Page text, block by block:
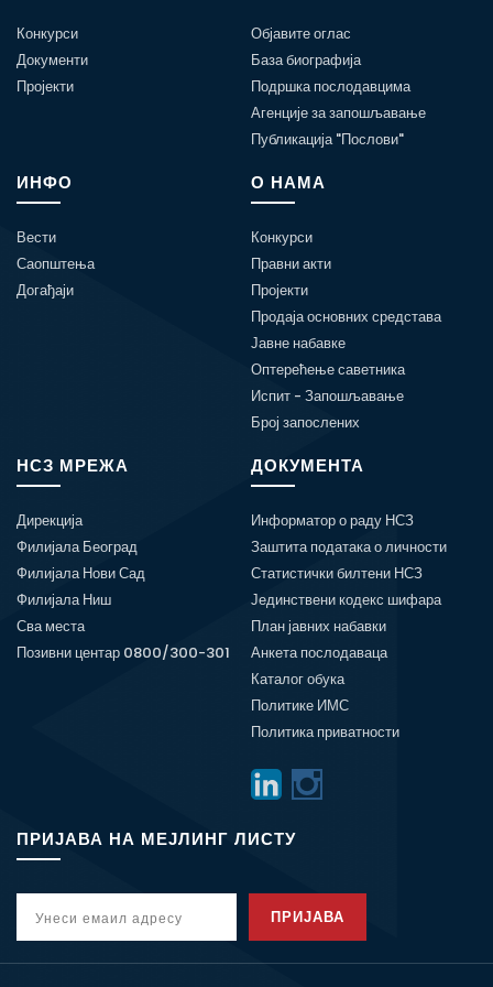
Конкурси
Документи
Пројекти
Објавите оглас
База биографија
Подршка послодавцима
Агенције за запошљавање
Публикација "Послови"
ИНФО
Вести
Саопштења
Догађаји
О НАМА
Конкурси
Правни акти
Пројекти
Продаја основних средстава
Јавне набавке
Оптерећење саветника
Испит - Запошљавање
Број запослених
НСЗ МРЕЖА
Дирекција
Филијала Београд
Филијала Нови Сад
Филијала Ниш
Сва места
Позивни центар 0800/300-301
ДОКУМЕНТА
Информатор о раду НСЗ
Заштита података о личности
Статистички билтени НСЗ
Јединствени кодекс шифара
План јавних набавки
Анкета послодаваца
Каталог обука
Политике ИМС
Политика приватности
ПРИЈАВА НА МЕЈЛИНГ ЛИСТУ
ПРИЈАВА